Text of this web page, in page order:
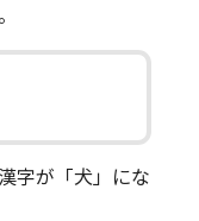
字が「犬」にな